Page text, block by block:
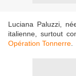
Luciana Paluzzi,
italienne, surtout
Opération Tonnerre